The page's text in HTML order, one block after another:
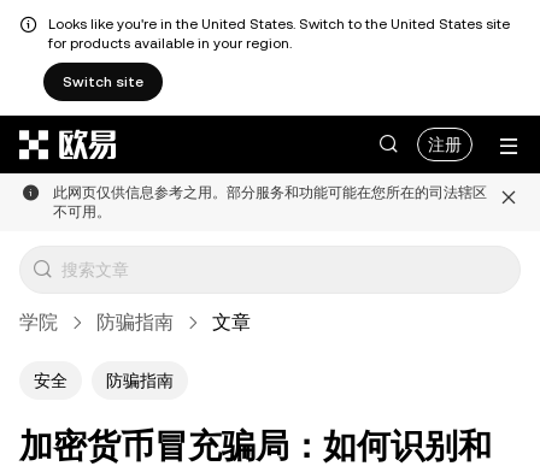
Looks like you're in the United States. Switch to the United States site
for products available in your region.
Switch site
注册
此网页仅供信息参考之用。部分服务和功能可能在您所在的司法辖区
不可用。
学院 防骗指南 文章
安全 防骗指南
加密货币冒充骗局：如何识别和